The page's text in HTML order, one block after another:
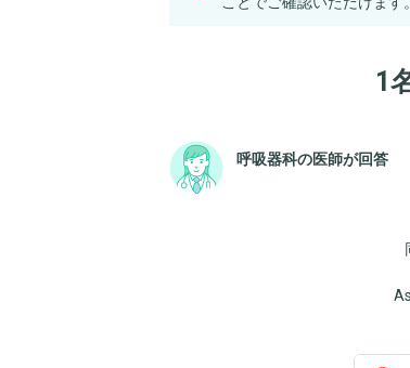
1
呼吸器科の医師が回答